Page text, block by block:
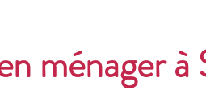
ménager